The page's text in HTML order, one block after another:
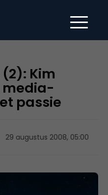
Kim
media-
passie
29 augustus 2008, 05:00